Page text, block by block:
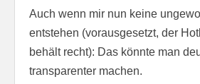
Auch wenn mir nun keine
entstehen (vorausgesetzt, der
behält recht): Das könnte man
transparenter machen.